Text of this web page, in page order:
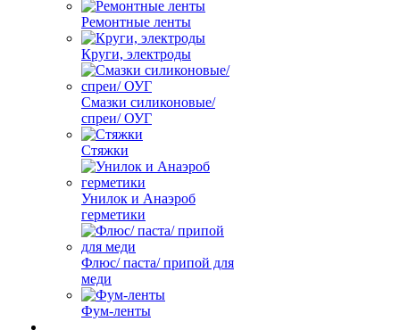
Ремонтные ленты
Круги, электроды
Смазки силиконовые/
спреи/ ОУГ
Стяжки
Унилок и Анаэроб
герметики
Флюс/ паста/ припой для
меди
Фум-ленты